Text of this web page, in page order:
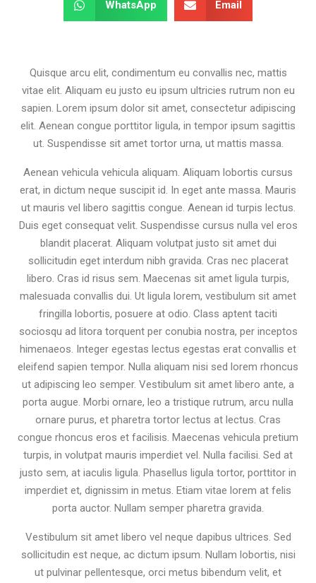
WhatsApp Email
Quisque arcu elit, condimentum eu convallis nec, mattis
vitae elit. Aliquam eu justo eu ipsum ultricies rutrum non eu
sapien. Lorem ipsum dolor sit amet, consectetur adipiscing
elit. Aenean congue porttitor ligula, in tempor ipsum sagittis
ut. Suspendisse sit amet tortor urna, ut mattis massa.
Aenean vehicula vehicula aliquam. Aliquam lobortis cursus
erat, in dictum neque suscipit id. In eget ante massa. Mauris
ut mauris vel libero sagittis congue. Aenean id turpis lectus.
Duis eget consequat velit. Suspendisse cursus nulla vel eros
blandit placerat. Aliquam volutpat justo sit amet dui
sollicitudin eget interdum nibh gravida. Cras nec placerat
libero. Cras id risus sem. Maecenas sit amet ligula turpis,
malesuada convallis dui. Ut ligula lorem, vestibulum sit amet
fringilla lobortis, posuere at odio. Class aptent taciti
sociosqu ad litora torquent per conubia nostra, per inceptos
himenaeos. Integer egestas lectus egestas erat convallis et
eleifend sapien tempor. Nulla aliquam nisi sed lorem rhoncus
ut adipiscing leo semper. Vestibulum sit amet libero ante, a
porta augue. Morbi ornare, leo a tristique rutrum, arcu nulla
ornare purus, et pharetra tortor lectus at lectus. Cras
congue rhoncus eros et facilisis. Maecenas vehicula pretium
turpis, in volutpat mauris imperdiet vel. Nulla facilisi. Sed at
justo sem, at iaculis ligula. Phasellus ligula tortor, porttitor in
imperdiet et, dignissim in metus. Etiam vitae lorem at felis
porta auctor. Nullam semper pharetra gravida.
Vestibulum sit amet libero vel neque dapibus ultrices. Sed
sollicitudin est neque, ac dictum ipsum. Nullam lobortis, nisi
ut pulvinar pellentesque, orci metus bibendum velit, et